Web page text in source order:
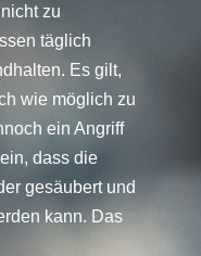
zu
täglich
Es gilt,
wie möglich zu
ein Angriff
dass die
gesäubert und
kann. Das